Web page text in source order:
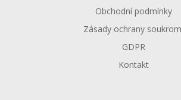
Obchodní podmínky
Zásady ochrany
GDPR
Kontakt